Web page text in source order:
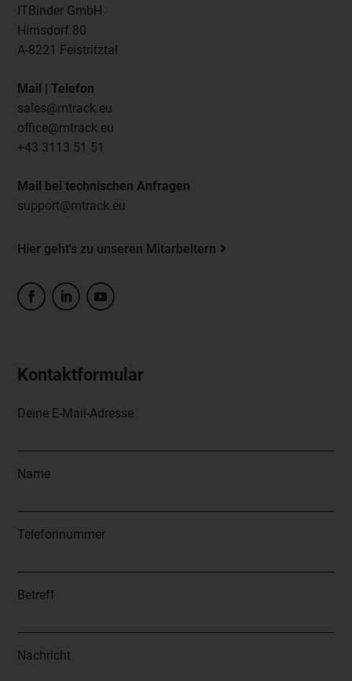
ITBinder GmbH
Hirnsdorf 80
A-8221 Feistritztal
Mail | Telefon
sales@mtrack.eu
office@mtrack.eu
+43 3113 51 51
Mail bei technischen Anfragen
support@mtrack.eu
Hier geht's zu unseren Mitarbeitern
Kontaktformular
Deine E-Mail-Adresse
Name
Telefonnummer
Betreff
Nachricht